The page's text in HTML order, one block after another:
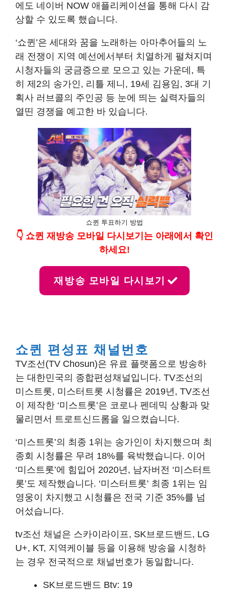
에도 네이버 NOW 애플리케이션을 통해 다시 감
상할 수 있도록 했습니다.
‘쇼퀸’은 세대와 꿈을 노래하는 아마추어들의 노
래 전쟁이 지역 예선에서부터 치열하게 펼쳐지며
시청자들의 궁금증으로 모으고 있는 가운데, 특
히 제2의 송가인, 리틀 제니, 19세 김용임, 3대 기
획사 러브콜의 주인공 등 눈에 띄는 실력자들의
열띤 경쟁을 예고한 바 있습니다.
쇼퀸 투표하기 방법
👇 쇼퀸 재방송 모바일 다시보기는 아래에서 확인
하세요!
재방송 모바일 다시보기
쇼퀸 편성표 채널번호
TV조선(TV Chosun)은 유료 플랫폼으로 방송하
는 대한민국의 종합편성채널입니다. TV조선의
미스트롯, 미스터트롯 시청률은 2019년, TV조선
이 제작한 ‘미스트롯’은 코로나 펜데믹 상황과 맞
물리면서 트로트신드롬을 일으켰습니다.
‘미스트롯’의 최종 1위는 송가인이 차지했으며 최
종회 시청률은 무려 18%를 육박했습니다. 이어
‘미스트롯’에 힘입어 2020년, 남자버전 ‘미스터트
롯’도 제작했습니다. ‘미스터트롯’ 최종 1위는 임
영웅이 차지했고 시청률은 전국 기준 35%를 넘
어섰습니다.
tv조선 채널은 스카이라이프, SK브로드밴드, LG
U+, KT, 지역케이블 등을 이용해 방송을 시청하
는 경우 전국적으로 채널번호가 동일합니다.
SK브로드밴드 Btv: 19